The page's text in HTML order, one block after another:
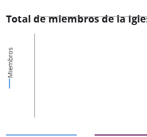
Total de miembros de la
Miembros